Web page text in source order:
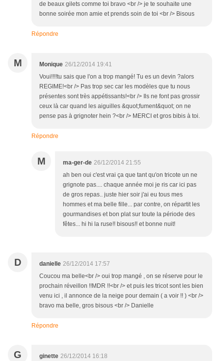
de beaux gilets comme toi bravo <br /> je te souhaite une
bonne soirée mon amie et prends soin de toi <br /> Bisous
Répondre
M Monique 26/12/2014 19:41
Voui!!!!tu sais que l'on a trop mangé! Tu es un devin ?alors
REGIME!<br /> Pas trop sec car les modèles que tu nous
présentes sont très appétissants!<br /> Ils ne font pas grossir
ceux là car quand les aiguilles &quot;fument&quot; on ne
pense pas à grignoter hein ?<br /> MERCI et gros bibis à toi.
Répondre
M ma-ger-de 26/12/2014 21:55
ah ben oui c'est vrai ça que tant qu'on tricote un ne
grignote pas.... chaque année moi je ris car ici pas
de gros repas.. juste hier soir j'ai eu tous mes
hommes et ma belle fille... par contre, on répartit les
gourmandises et bon plat sur toute la période des
fêtes... hi hi la ruse!! bisous!! et bonne nuit!
D danielle 26/12/2014 17:57
Coucou ma belle<br /> oui trop mangé , on se réserve pour le
prochain réveillon !!MDR !!<br /> et puis les tricot sont les bien
venu ici , il annonce de la neige pour demain ( a voir !! ) <br />
bravo ma belle, gros bisous <br /> Danielle
Répondre
G ginette 26/12/2014 16:18